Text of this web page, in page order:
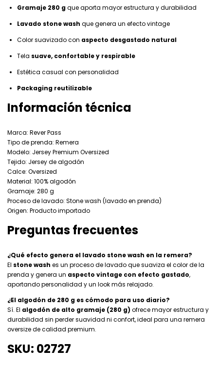
Gramaje 280 gque aporta mayor estructura y durabilidad
Lavado stone wash que genera un efecto vintage
Color suavizado con aspecto desgastado natural
Tela suave, confortable y respirable
Estética casual con personalidad
Packaging reutilizable
Información técnica
Marca: Rever Pass
Tipo de prenda: Remera
Modelo: Jersey Premium Oversized
Tejido: Jersey de algodón
Calce: Oversized
Material: 100% algodón
Gramaje: 280 g
Proceso de lavado: Stone wash (lavado en prenda)
Origen: Producto importado
Preguntas frecuentes
¿Qué efecto genera el lavado stone wash en la remera?
El stone wash es un proceso de lavado que suaviza el color de la
prenda y genera un aspecto vintage con efecto gastado,
aportando personalidad y un look más relajado.
¿El algodón de 280 g es cómodo para uso diario?
Sí. El algodón de alto gramaje (280 g) ofrece mayor estructura y
durabilidad sin perder suavidad ni confort, ideal para una remera
oversize de calidad premium.
SKU: 02727